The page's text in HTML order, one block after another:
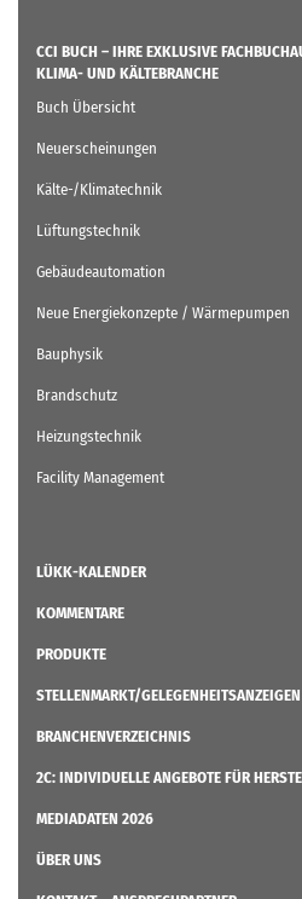
CCI BUCH – IHRE EXKLUSIVE
KLIMA- UND KÄLTEBRANCHE
Buch Übersicht
Neuerscheinungen
Kälte-/Klimatechnik
Lüftungstechnik
Gebäudeautomation
Neue Energiekonzepte / Wärmepumpen
Bauphysik
Brandschutz
Heizungstechnik
Facility Management
LÜKK-KALENDER
KOMMENTARE
PRODUKTE
STELLENMARKT/GELEGENHEITSANZEIGEN
BRANCHENVERZEICHNIS
2C: INDIVIDUELLE ANGEBOTE FÜR
MEDIADATEN 2026
ÜBER UNS